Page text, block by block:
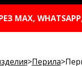
WHATSAPP,
>Перила>